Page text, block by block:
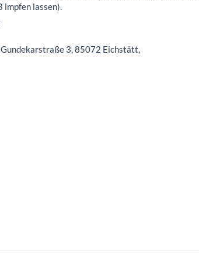
lassen).
Gundekarstraße 3, 85072 Eichstätt,